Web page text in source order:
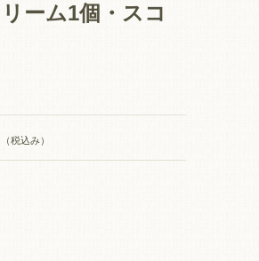
ーム1個・スコ
（税込み）